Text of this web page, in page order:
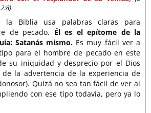
la Biblia usa palabras claras para
de pecado. Él es el epítome de la
Satanás mismo. Es muy fácil ver a
para el hombre de pecado en este
su iniquidad y desprecio por el Dios
la advertencia de la experiencia de
Quizá no sea tan fácil de ver al
con ese tipo todavía, pero ya lo